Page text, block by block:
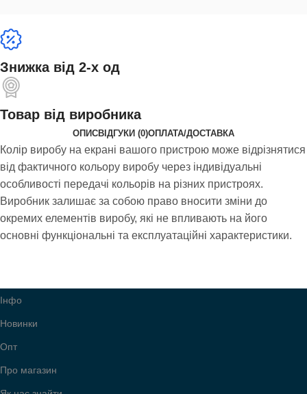
Знижка від 2-х од
Товар від виробника
ОПИСВІДГУКИ (0)ОПЛАТА/ДОСТАВКА
Колір виробу на екрані вашого пристрою може відрізнятися
від фактичного кольору виробу через індивідуальні
особливості передачі кольорів на різних пристроях.
Виробник залишає за собою право вносити зміни до
окремих елементів виробу, які не впливають на його
основні функціональні та експлуатаційні характеристики.
Інфо
Новинки
Опт
Про магазин